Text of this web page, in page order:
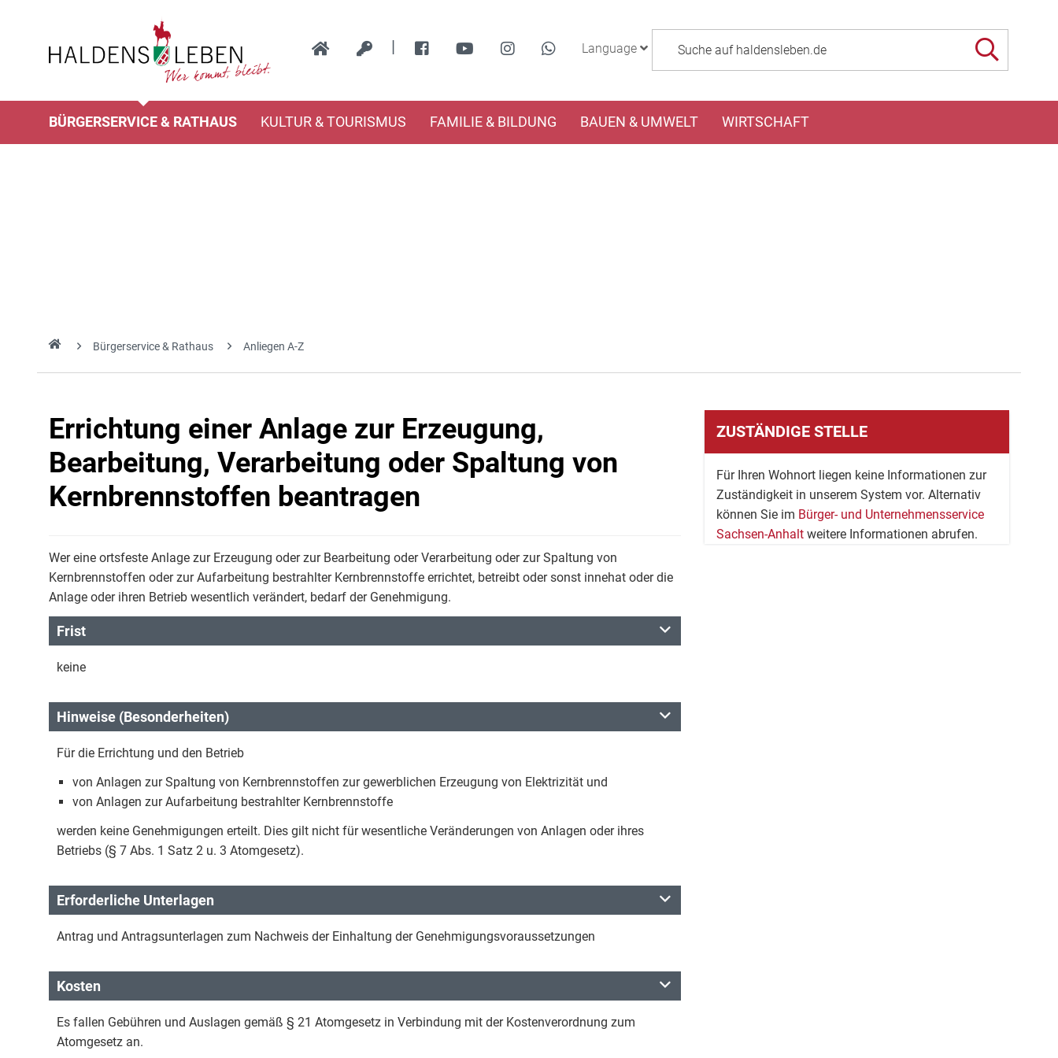
| Language
BÜRGERSERVICE & RATHAUS KULTUR & TOURISMUS FAMILIE & BILDUNG BAUEN & UMWELT WIRTSCHAFT
Bürgerservice & Rathaus Anliegen A-Z
Errichtung einer Anlage zur Erzeugung,
Bearbeitung, Verarbeitung oder Spaltung von
Kernbrennstoffen beantragen
Wer eine ortsfeste Anlage zur Erzeugung oder zur Bearbeitung oder Verarbeitung oder zur Spaltung von
Kernbrennstoffen oder zur Aufarbeitung bestrahlter Kernbrennstoffe errichtet, betreibt oder sonst innehat oder die
Anlage oder ihren Betrieb wesentlich verändert, bedarf der Genehmigung.
Frist
keine
Hinweise (Besonderheiten)
Für die Errichtung und den Betrieb
von Anlagen zur Spaltung von Kernbrennstoffen zur gewerblichen Erzeugung von Elektrizität und
von Anlagen zur Aufarbeitung bestrahlter Kernbrennstoffe
werden keine Genehmigungen erteilt. Dies gilt nicht für wesentliche Veränderungen von Anlagen oder ihres
Betriebs (§ 7 Abs. 1 Satz 2 u. 3 Atomgesetz).
Erforderliche Unterlagen
Antrag und Antragsunterlagen zum Nachweis der Einhaltung der Genehmigungsvoraussetzungen
Kosten
Es fallen Gebühren und Auslagen gemäß § 21 Atomgesetz in Verbindung mit der Kostenverordnung zum
Atomgesetz an.
ZUSTÄNDIGE STELLE
Für Ihren Wohnort liegen keine Informationen zur
Zuständigkeit in unserem System vor. Alternativ
können Sie im Bürger- und Unternehmensservice
Sachsen-Anhalt weitere Informationen abrufen.